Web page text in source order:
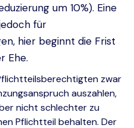
um 10%). Eine
für
hier beginnt die Frist
Ehe.
zwar
auszahlen,
nicht schlechter zu
Pflichtteil behalten. Der